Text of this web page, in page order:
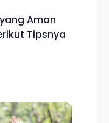
Aman
Tipsnya